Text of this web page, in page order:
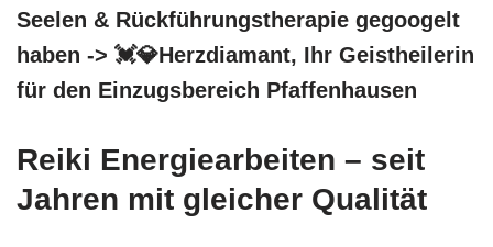
Seelen & Rückführungstherapie gegoogelt
haben -> 💓️💎Herzdiamant, Ihr Geistheilerin
für den Einzugsbereich Pfaffenhausen
Reiki Energiearbeiten – seit
Jahren mit gleicher Qualität